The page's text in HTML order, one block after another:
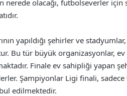
olacağı, futbolseverler için
yapıldığı şehirler ve
Bu tür büyük organizasyonlar,
Finale ev sahipliği yapan
Şampiyonlar Ligi finali,
edilmektedir.